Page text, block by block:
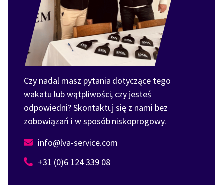
Czy nadal masz pytania dotyczące tego
wakatu lub wątpliwości, czy jesteś
odpowiedni? Skontaktuj się z nami bez
zobowiązań i w sposób niskoprogowy.
info@lva-service.com
+31 (0)6 124 339 08